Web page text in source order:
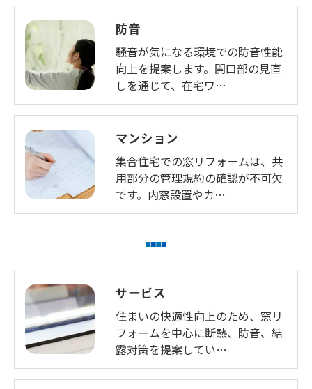
防音
騒音が気になる環境での防音性能
向上を提案します。開口部の見直
しを通じて、在宅ワ…
マンション
集合住宅での窓リフォームは、共
用部分の管理規約の確認が不可欠
です。内窓設置やカ…
サービス
住まいの快適性向上のため、窓リ
フォームを中心に断熱、防音、結
露対策を提案してい…